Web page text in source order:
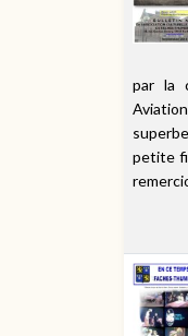
par la
petite